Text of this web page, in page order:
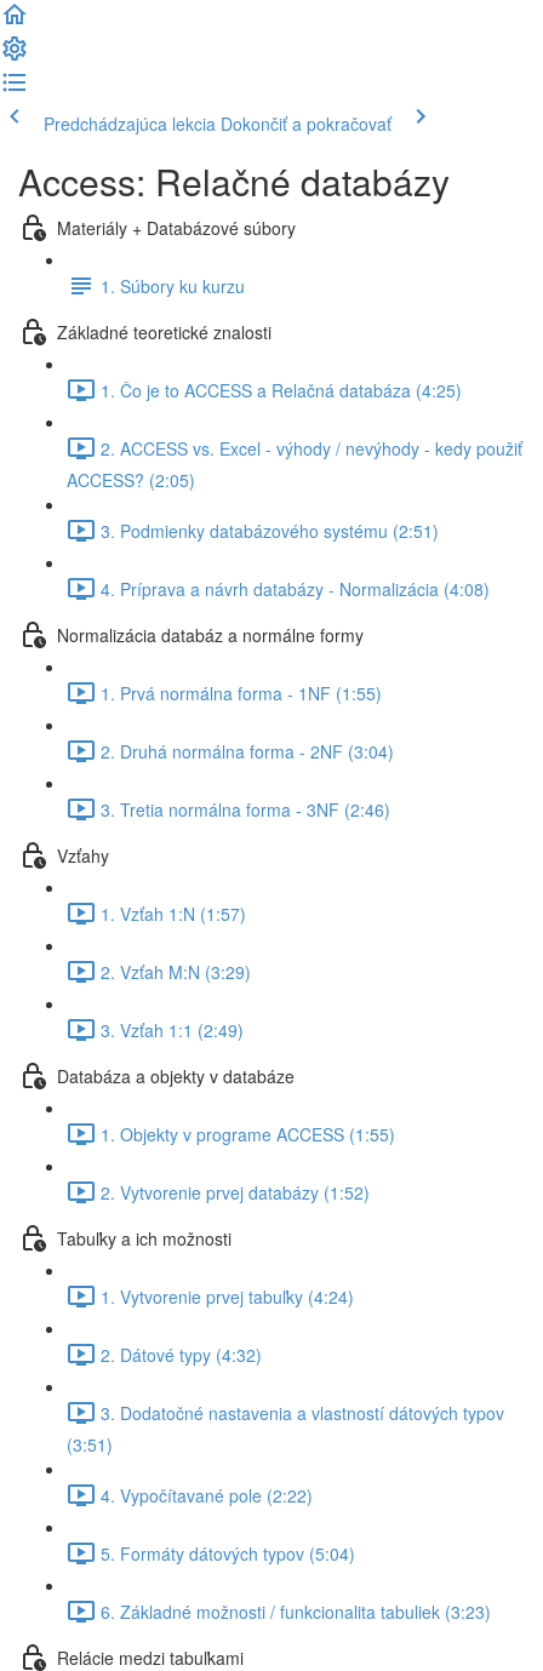
Predchádzajúca lekcia Dokončiť a pokračovať
Access: Relačné databázy
Materiály + Databázové súbory
1. Súbory ku kurzu
Základné teoretické znalosti
1. Čo je to ACCESS a Relačná databáza (4:25)
2. ACCESS vs. Excel - výhody / nevýhody - kedy použiť
ACCESS? (2:05)
3. Podmienky databázového systému (2:51)
4. Príprava a návrh databázy - Normalizácia (4:08)
Normalizácia databáz a normálne formy
1. Prvá normálna forma - 1NF (1:55)
2. Druhá normálna forma - 2NF (3:04)
3. Tretia normálna forma - 3NF (2:46)
Vzťahy
1. Vzťah 1:N (1:57)
2. Vzťah M:N (3:29)
3. Vzťah 1:1 (2:49)
Databáza a objekty v databáze
1. Objekty v programe ACCESS (1:55)
2. Vytvorenie prvej databázy (1:52)
Tabuľky a ich možnosti
1. Vytvorenie prvej tabuľky (4:24)
2. Dátové typy (4:32)
3. Dodatočné nastavenia a vlastností dátových typov
(3:51)
4. Vypočítavané pole (2:22)
5. Formáty dátových typov (5:04)
6. Základné možnosti / funkcionalita tabuliek (3:23)
Relácie medzi tabuľkami